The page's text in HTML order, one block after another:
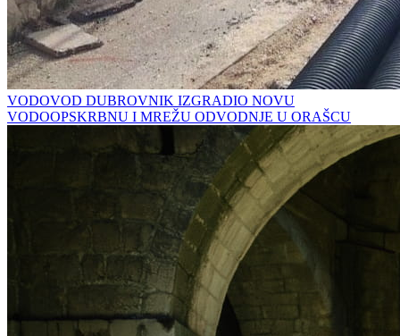
VODOVOD DUBROVNIK IZGRADIO NOVU
VODOOPSKRBNU I MREŽU ODVODNJE U ORAŠCU